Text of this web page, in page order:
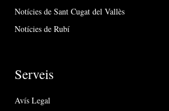
Notícies de Sant Cugat del Vallès
Notícies de Rubí
Serveis
Avís Legal